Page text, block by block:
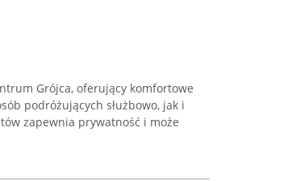
Grójca, oferujący komfortowe
podróżujących służbowo, jak i
zapewnia prywatność i może